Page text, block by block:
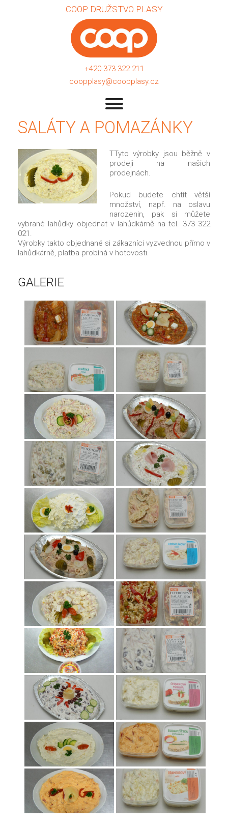
COOP DRUŽSTVO PLASY
+420 373 322 211
coopplasy@coopplasy.cz
SALÁTY A POMAZÁNKY
TTyto výrobky jsou běžně v
prodeji na našich
prodejnách.
Pokud budete chtít větší
množství, např. na oslavu
narozenin, pak si můžete
vybrané lahůdky objednat v lahůdkárně na tel. 373 322
021.
Výrobky takto objednané si zákazníci vyzvednou přímo v
lahůdkárně, platba probíhá v hotovosti.
GALERIE